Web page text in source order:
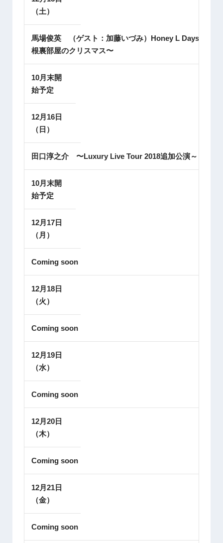
（土）
馬場俊英 （ゲスト：加藤いづみ）Honey L Days〜屋
根裏部屋のクリスマス〜
10月末開
始予定
12月16日
（日）
田口淳之介 〜Luxury Live Tour 2018追加公演～
10月末開
始予定
12月17日
（月）
Coming soon
12月18日
（火）
Coming soon
12月19日
（水）
Coming soon
12月20日
（木）
Coming soon
12月21日
（金）
Coming soon